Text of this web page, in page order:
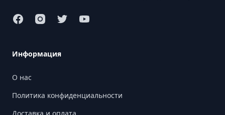
Информация
О нас
Политика конфиденциальности